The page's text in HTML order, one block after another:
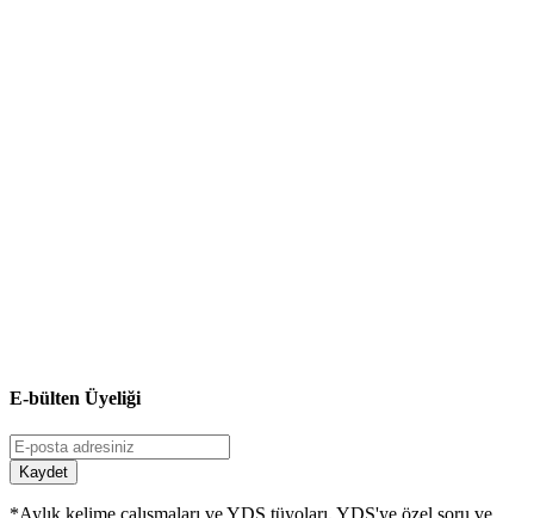
E-bülten Üyeliği
Kaydet
*Aylık kelime çalışmaları ve YDS tüyoları, YDS'ye özel soru ve